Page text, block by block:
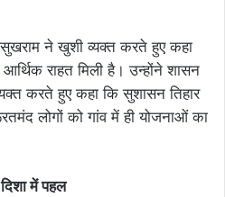
सुखराम ने खुशी व्यक्त करते हुए कहा
राहत मिली है। उन्होंने शासन
करते हुए कहा कि सुशासन तिहार
लोगों को गांव में ही योजनाओं का
में पहल